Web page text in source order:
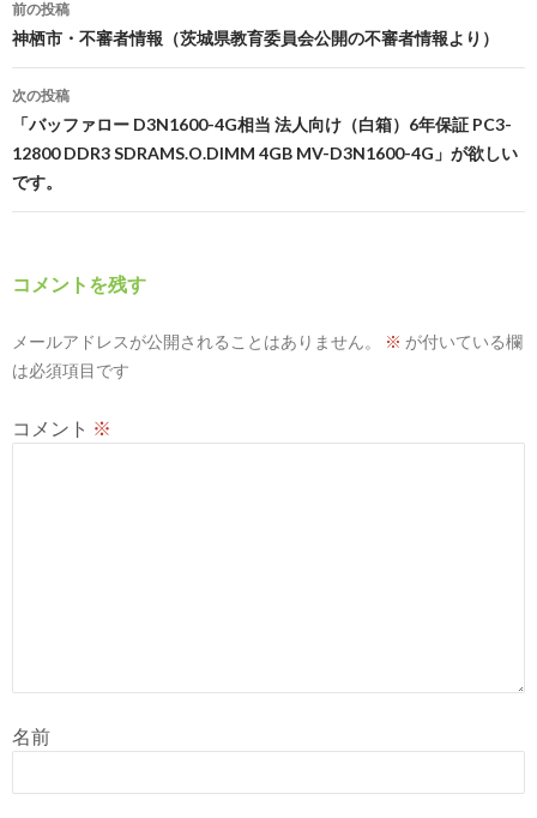
稿
ナ
ビ
ゲ
ー
ョ
ン
前の投稿
神栖市・不審者情報（茨城県教育委員会公開の不審者情報より）
次の投稿
「バッファロー D3N1600-4G相当 法人向け（白箱）6年保証 PC3-
12800 DDR3 SDRAMS.O.DIMM 4GB MV-D3N1600-4G」が欲しい
です。
コメントを残す
メールアドレスが公開されることはありません。 ※ が付いている欄
は必須項目です
コメント ※
名前